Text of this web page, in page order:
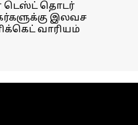
டெஸ்ட் தொடர்
இலவச
வாரியம்